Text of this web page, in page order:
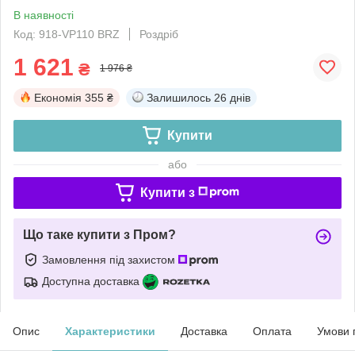
В наявності
Код: 918-VP110 BRZ
Роздріб
1 621 ₴ 1 976 ₴
Економія 355 ₴ Залишилось 26 днів
Купити
або
Купити з
Що таке купити з Пром?
Замовлення під захистом
Доступна доставка
Опис Характеристики Доставка Оплата Умови